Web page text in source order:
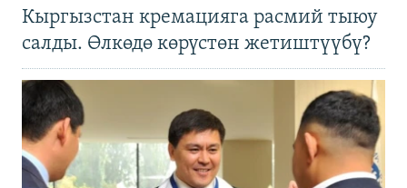
Кыргызстан кремацияга расмий тыюу
салды. Өлкөдө көрүстөн жетиштүүбү?